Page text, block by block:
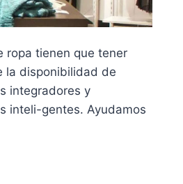
ropa tienen que tener
la disponibilidad de
integradores y
inteli-gentes. Ayudamos